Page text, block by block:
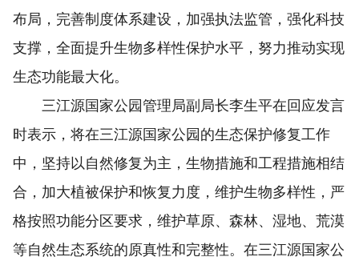
布局，完善制度体系建设，加强执法监管，强化科技
支撑，全面提升生物多样性保护水平，努力推动实现
生态功能最大化。
三江源国家公园管理局副局长李生平在回应发言
时表示，将在三江源国家公园的生态保护修复工作
中，坚持以自然修复为主，生物措施和工程措施相结
合，加大植被保护和恢复力度，维护生物多样性，严
格按照功能分区要求，维护草原、森林、湿地、荒漠
等自然生态系统的原真性和完整性。在三江源国家公